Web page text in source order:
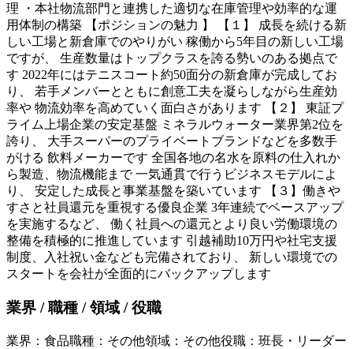
理 ・本社物流部門と連携した適切な在庫管理や効率的な運
用体制の構築 【ポジションの魅力 】 【１】 成長を続ける新
しい工場と新倉庫でのやりがい 稼働から5年目の新しい工場
ですが、 生産数量はトップクラスを誇る勢いのある拠点で
す 2022年にはテニスコート約50面分の新倉庫が完成してお
り、 若手メンバーとともに創意工夫を凝らしながら生産効
率や 物流効率を高めていく面白さがあります 【２】 東証プ
ライム上場企業の安定基盤 ミネラルウォーター業界第2位を
誇り、 大手スーパーのプライベートブランドなどを多数手
がける 飲料メーカーです 全国各地の名水を原料の仕入れか
ら製造、物流機能まで 一気通貫で行うビジネスモデルによ
り、 安定した成長と事業基盤を築いています 【３】働きや
すさと社員還元を重視する優良企業 3年連続でベースアップ
を実施するなど、 働く社員への還元とより良い労働環境の
整備を積極的に推進しています 引越補助10万円や社宅支援
制度、入社祝い金なども完備されており、 新しい環境での
スタートを会社が全面的にバックアップします
業界 / 職種 / 領域 / 役職
業界 ： 食品職種 ： その他領域 ： その他役職 ： 班長・リーダー